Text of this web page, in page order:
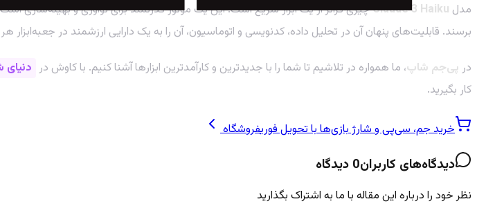
مدل Claude 3 Haikuچیزی فراتر از یک ابزار سریع است؛ این یک موتور قدرتمند برای نوآوری و
برسند. قابلیت‌های پنهان آن در تحلیل داده، کدنویسی و اتوماسیون، آن را به یک دارایی ارزشمند در جعبه‌ابزار
در پی‌جم شاپ، ما همواره در تلاشیم تا شما را با جدیدترین و کارآمدترین ابزارها آشنا کنیم. با کاوش در
کار بگیرید.
خرید جم، سی‌پی و شارژ بازی‌ها با تحویل فوریفروشگاه
دیدگاه‌های کاربران0 دیدگاه
نظر خود را درباره این مقاله با ما به اشتراک بگذارید